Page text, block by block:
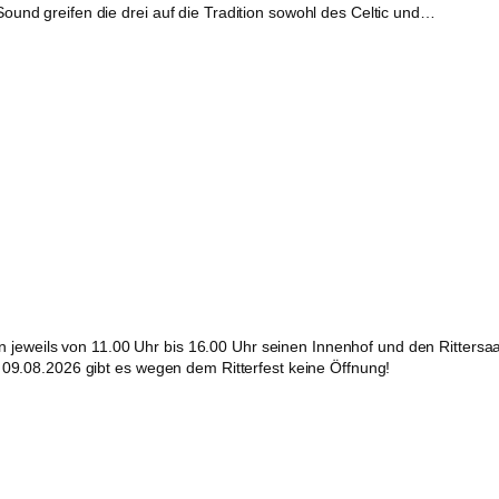
greifen die drei auf die Tradition sowohl des Celtic und…
von 11.00 Uhr bis 16.00 Uhr seinen Innenhof und den
gibt es wegen dem Ritterfest keine Öffnung!